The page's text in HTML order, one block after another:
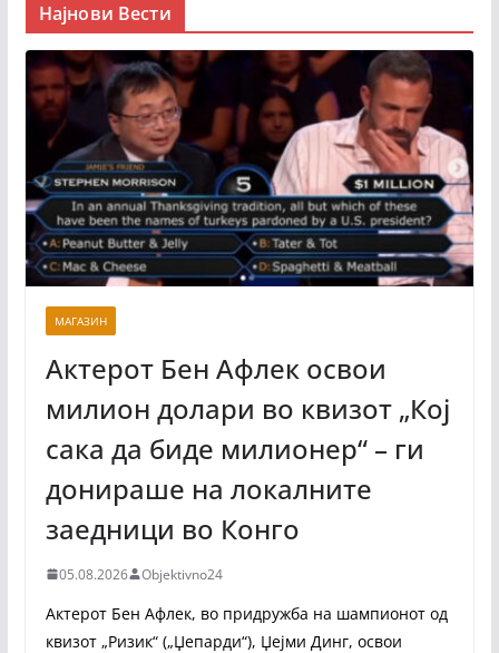
Најнови Вести
МАГАЗИН
Актерот Бен Афлек освои
милион долари во квизот „Кој
сака да биде милионер“ – ги
донираше на локалните
заедници во Конго
05.08.2026 Objektivno24
Актерот Бен Афлек, во придружба на шампионот од
квизот „Ризик“ („Џепарди“), Џејми Динг, освои